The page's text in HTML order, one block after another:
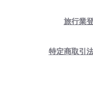
旅行業
特定商取引